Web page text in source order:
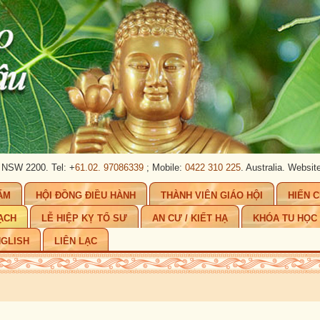
2200. Tel: +61.02. 97086339; Mobile:0422 310 225. Australia.Website:
HỘI ĐỒNG ĐIỀU HÀNH THÀNH VIÊN GIÁO HỘI HIẾN
LỄ HIỆP KỴ TỔ SƯ AN CƯ / KIẾT HẠ KHÓA TU
LIÊN LẠC